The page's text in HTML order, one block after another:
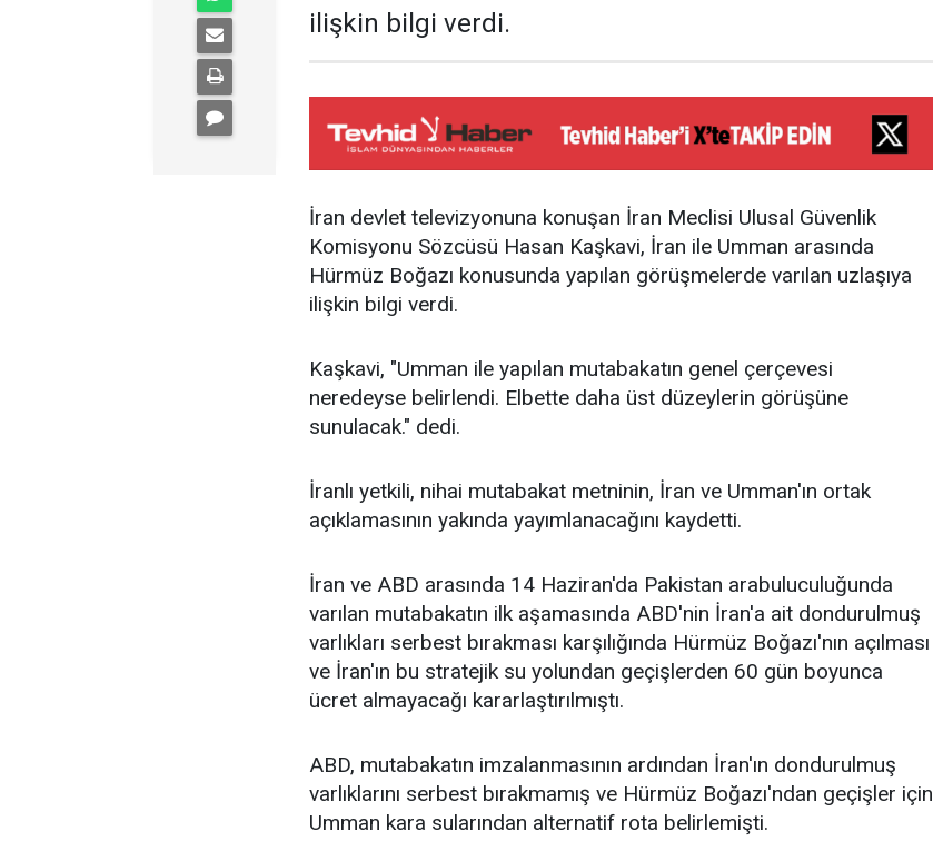
ilişkin bilgi verdi.
İran devlet televizyonuna konuşan İran Meclisi Ulusal Güvenlik
Komisyonu Sözcüsü Hasan Kaşkavi, İran ile Umman arasında
Hürmüz Boğazı konusunda yapılan görüşmelerde varılan uzlaşıya
ilişkin bilgi verdi.
Kaşkavi, "Umman ile yapılan mutabakatın genel çerçevesi
neredeyse belirlendi. Elbette daha üst düzeylerin görüşüne
sunulacak." dedi.
İranlı yetkili, nihai mutabakat metninin, İran ve Umman'ın ortak
açıklamasının yakında yayımlanacağını kaydetti.
İran ve ABD arasında 14 Haziran'da Pakistan arabuluculuğunda
varılan mutabakatın ilk aşamasında ABD'nin İran'a ait dondurulmuş
varlıkları serbest bırakması karşılığında Hürmüz Boğazı'nın açılması
ve İran'ın bu stratejik su yolundan geçişlerden 60 gün boyunca
ücret almayacağı kararlaştırılmıştı.
ABD, mutabakatın imzalanmasının ardından İran'ın dondurulmuş
varlıklarını serbest bırakmamış ve Hürmüz Boğazı'ndan geçişler için
Umman kara sularından alternatif rota belirlemişti.